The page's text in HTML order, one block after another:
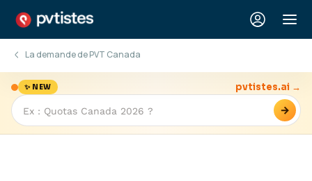
La demande de PVT Canada
✨ NEW
→
pvtistes.ai →